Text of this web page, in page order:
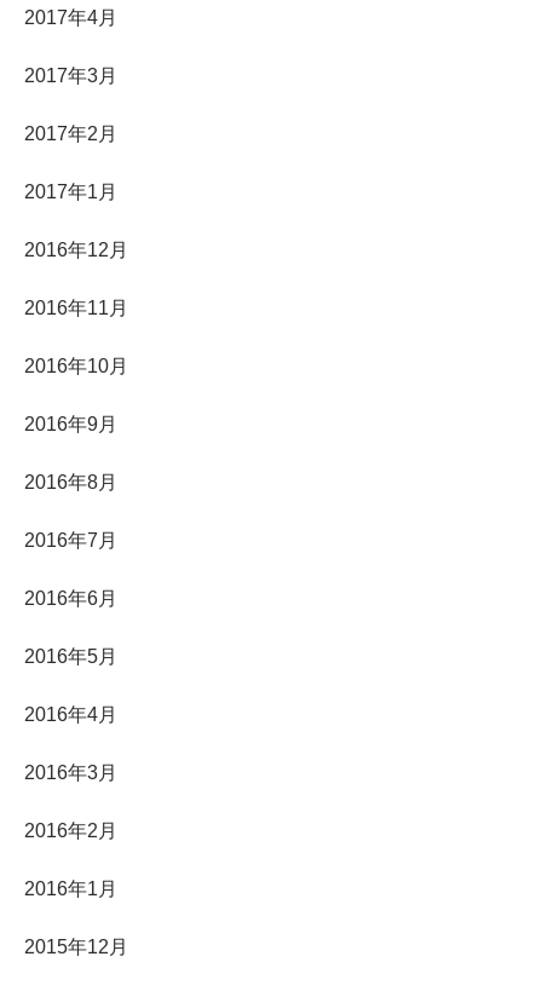
2017年4月
2017年3月
2017年2月
2017年1月
2016年12月
2016年11月
2016年10月
2016年9月
2016年8月
2016年7月
2016年6月
2016年5月
2016年4月
2016年3月
2016年2月
2016年1月
2015年12月